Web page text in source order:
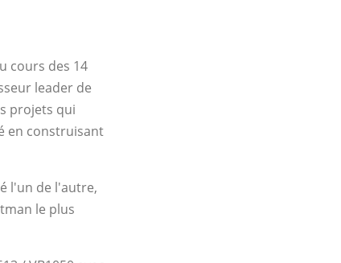
cours des 14
leader de
projets qui
en construisant
l'un de l'autre,
le plus